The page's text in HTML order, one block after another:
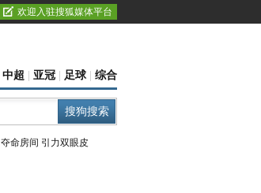
欢迎入驻搜狐媒体平台
中超 亚冠 足球 综合
夺命房间 引力双眼皮